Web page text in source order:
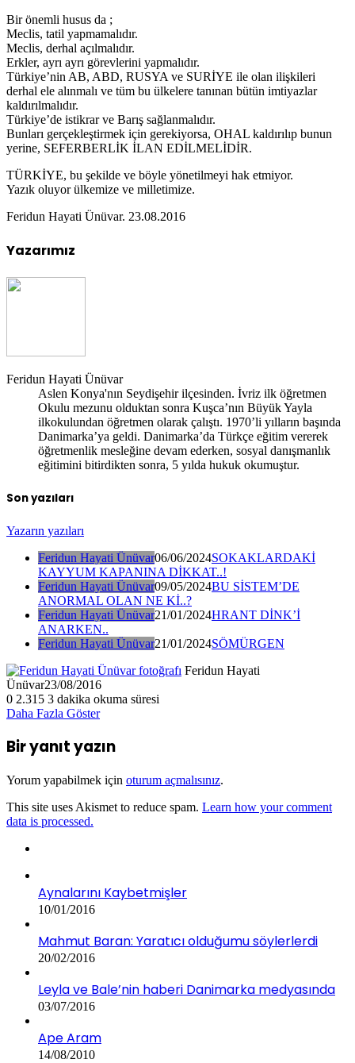
Bir önemli husus da ;
Meclis, tatil yapmamalıdır.
Meclis, derhal açılmalıdır.
Erkler, ayrı ayrı görevlerini yapmalıdır.
Türkiye’nin AB, ABD, RUSYA ve SURİYE ile olan ilişkileri
derhal ele alınmalı ve tüm bu ülkelere tanınan bütün imtiyazlar
kaldırılmalıdır.
Türkiye’de istikrar ve Barış sağlanmalıdır.
Bunları gerçekleştirmek için gerekiyorsa, OHAL kaldırılıp bunun
yerine, SEFERBERLİK İLAN EDİLMELİDİR.
TÜRKİYE, bu şekilde ve böyle yönetilmeyi hak etmiyor.
Yazık oluyor ülkemize ve milletimize.
Feridun Hayati Ünüvar. 23.08.2016
Yazarımız
Feridun Hayati Ünüvar
Aslen Konya'nın Seydişehir ilçesinden. İvriz ilk öğretmen
Okulu mezunu olduktan sonra Kuşca’nın Büyük Yayla
ilkokulundan öğretmen olarak çalıştı. 1970’li yılların başında
Danimarka’ya geldi. Danimarka’da Türkçe eğitim vererek
öğretmenlik mesleğine devam ederken, sosyal danışmanlık
eğitimini bitirdikten sonra, 5 yılda hukuk okumuştur.
Son yazıları
Yazarın yazıları
Feridun Hayati Ünüvar06/06/2024SOKAKLARDAKİ
KAYYUM KAPANINA DİKKAT..!
Feridun Hayati Ünüvar09/05/2024BU SİSTEM’DE
ANORMAL OLAN NE Kİ..?
Feridun Hayati Ünüvar21/01/2024HRANT DİNK’İ
ANARKEN..
Feridun Hayati Ünüvar21/01/2024SÖMÜRGEN
Feridun Hayati
Ünüvar23/08/2016
0 2.315 3 dakika okuma süresi
Daha Fazla Göster
Bir yanıt yazın
Yorum yapabilmek için oturum açmalısınız.
This site uses Akismet to reduce spam. Learn how your comment
data is processed.
Aynalarını Kaybetmişler
10/01/2016
Mahmut Baran: Yaratıcı olduğumu söylerlerdi
20/02/2016
Leyla ve Bale’nin haberi Danimarka medyasında
03/07/2016
Ape Aram
14/08/2010